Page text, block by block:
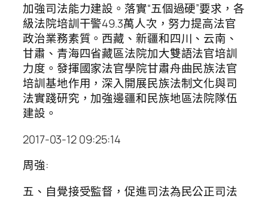
加強司法能力建設。落實“五個過硬”要求，各
級法院培訓干警49.3萬人次，努力提高法官
政治業務素質。西藏、新疆和四川、云南、
甘肅、青海四省藏區法院加大雙語法官培訓
力度。發揮國家法官學院甘肅舟曲民族法官
培訓基地作用，深入開展民族法制文化與司
法實踐研究，加強邊疆和民族地區法院隊伍
建設。
2017-03-12 09:25:14
周強:
五、自覺接受監督，促進司法為民公正司法